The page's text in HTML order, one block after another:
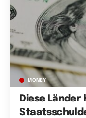
MONEY
Diese